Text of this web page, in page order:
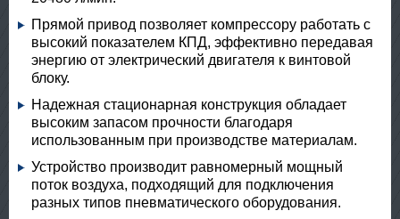
Прямой привод позволяет компрессору работать с
высокий показателем КПД, эффективно передавая
энергию от электрический двигателя к винтовой
блоку.
Надежная стационарная конструкция обладает
высоким запасом прочности благодаря
использованным при производстве материалам.
Устройство производит равномерный мощный
поток воздуха, подходящий для подключения
разных типов пневматического оборудования.